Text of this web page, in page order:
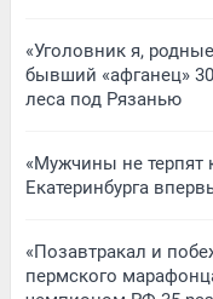
«Уголовник я,
бывший «афганец»
леса под Рязанью
«Мужчины не терпят
Екатеринбурга
«Позавтракал и
пермского